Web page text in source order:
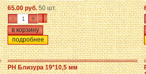
65.00 руб.50 шт.
- +
подробнее
PH Близура 19*10,5 мм